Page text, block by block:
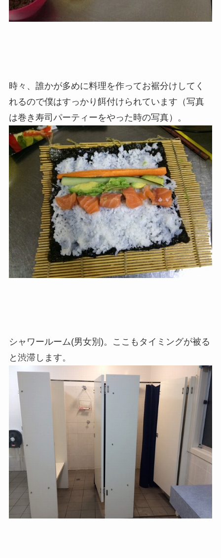
時々、誰かが多めに料理を作ってお裾分けしてく
れるので僕はすっかり餌付けられています（写真
は巻き寿司パーティーをやった時の写真）。
シャワールーム(男女別)。ここもタイミングが被る
と渋滞します。